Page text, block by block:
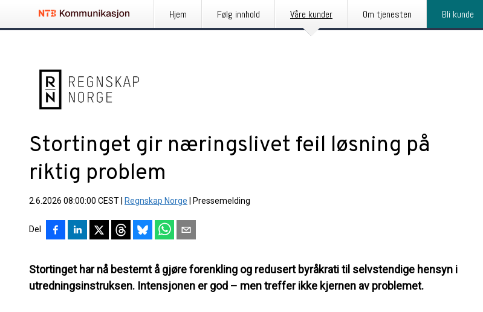
Hjem Følg innhold Våre kunder Om tjenesten Bli kunde
Stortinget gir næringslivet feil løsning på
riktig problem
2.6.2026 08:00:00 CEST Regnskap Norge Pressemelding
Del
Stortinget har nå bestemt å gjøre forenkling og redusert byråkrati til selvstendige hensyn i
utredningsinstruksen. Intensjonen er god – men treffer ikke kjernen av problemet.